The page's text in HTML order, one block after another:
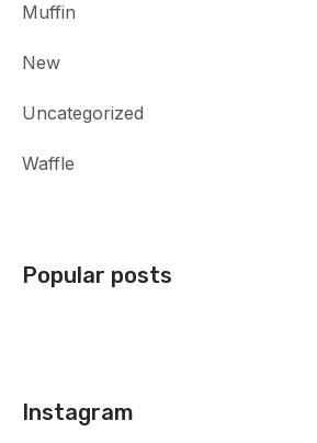
Muffin
New
Uncategorized
Waffle
Popular posts
Instagram